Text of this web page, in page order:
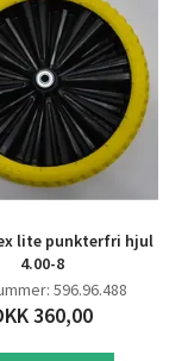
lite punkterfri hjul
4.00-8
596.96.488
360,00